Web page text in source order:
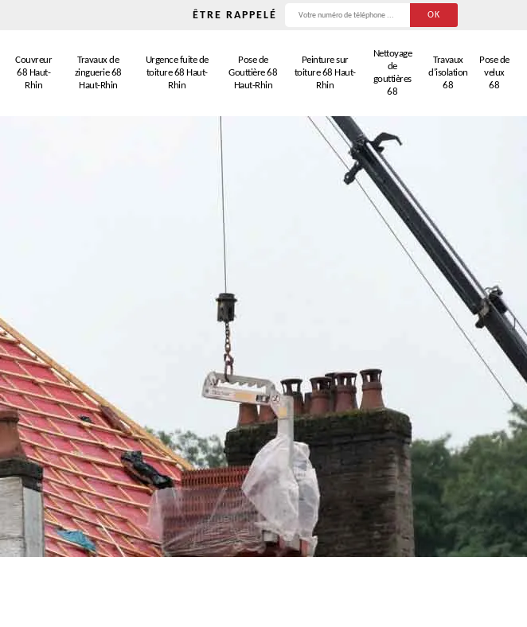
ÊTRE RAPPELÉ
Couvreur
68 Haut-
Rhin
Travaux de
zinguerie 68
Haut-Rhin
Urgence fuite de
toiture 68 Haut-
Rhin
Pose de
Gouttière 68
Haut-Rhin
Peinture sur
toiture 68 Haut-
Rhin
Nettoyage
de
gouttières
68
Travaux
d'isolation
68
Pose de
velux
68